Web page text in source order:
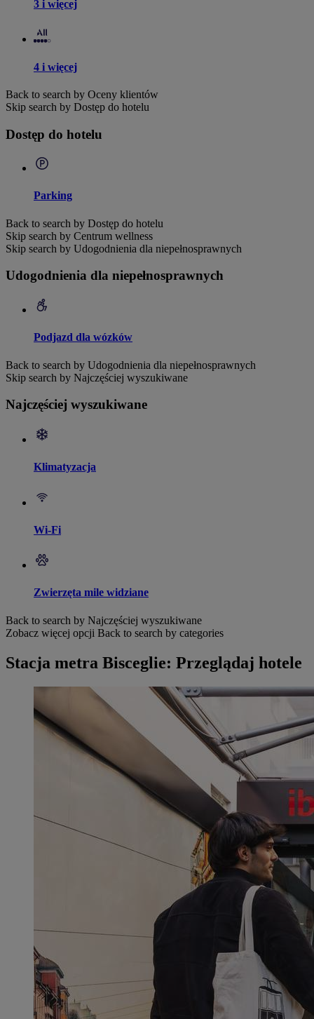
3 i więcej
4 i więcej
Back to search by Oceny klientów
Skip search by Dostęp do hotelu
Dostęp do hotelu
Parking
Back to search by Dostęp do hotelu
Skip search by Centrum wellness
Skip search by Udogodnienia dla niepełnosprawnych
Udogodnienia dla niepełnosprawnych
Podjazd dla wózków
Back to search by Udogodnienia dla niepełnosprawnych
Skip search by Najczęściej wyszukiwane
Najczęściej wyszukiwane
Klimatyzacja
Wi-Fi
Zwierzęta mile widziane
Back to search by Najczęściej wyszukiwane
Zobacz więcej opcji Back to search by categories
Stacja metra Bisceglie: Przeglądaj hotele